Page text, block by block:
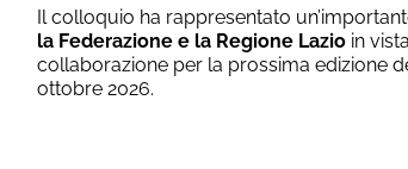
Il colloquio ha rappresentato
la Federazione e la Regione Lazioin
collaborazione per la prossima edizione
ottobre 2026.